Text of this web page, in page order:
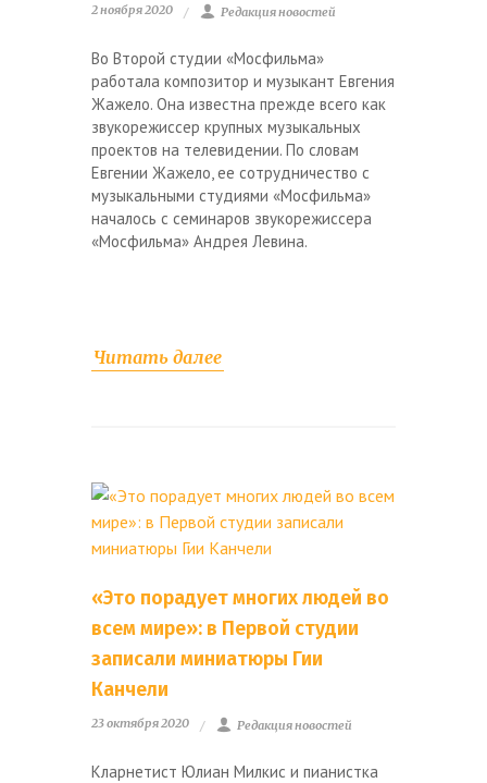
2 ноября 2020 Редакция новостей
Во Второй студии «Мосфильма»
работала композитор и музыкант Евгения
Жажело. Она известна прежде всего как
звукорежиссер крупных музыкальных
проектов на телевидении. По словам
Евгении Жажело, ее сотрудничество с
музыкальными студиями «Мосфильма»
началось с семинаров звукорежиссера
«Мосфильма» Андрея Левина.
Читать далее
«Это порадует многих людей во
всем мире»: в Первой студии
записали миниатюры Гии
Канчели
23 октября 2020 Редакция новостей
Кларнетист Юлиан Милкис и пианистка